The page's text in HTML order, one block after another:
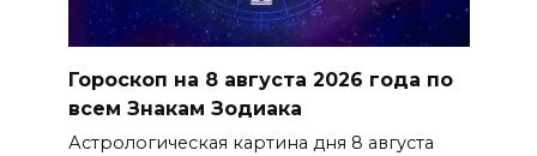
Гороскоп на 8 августа 2026 года по
всем Знакам Зодиака
Астрологическая картина дня 8 августа